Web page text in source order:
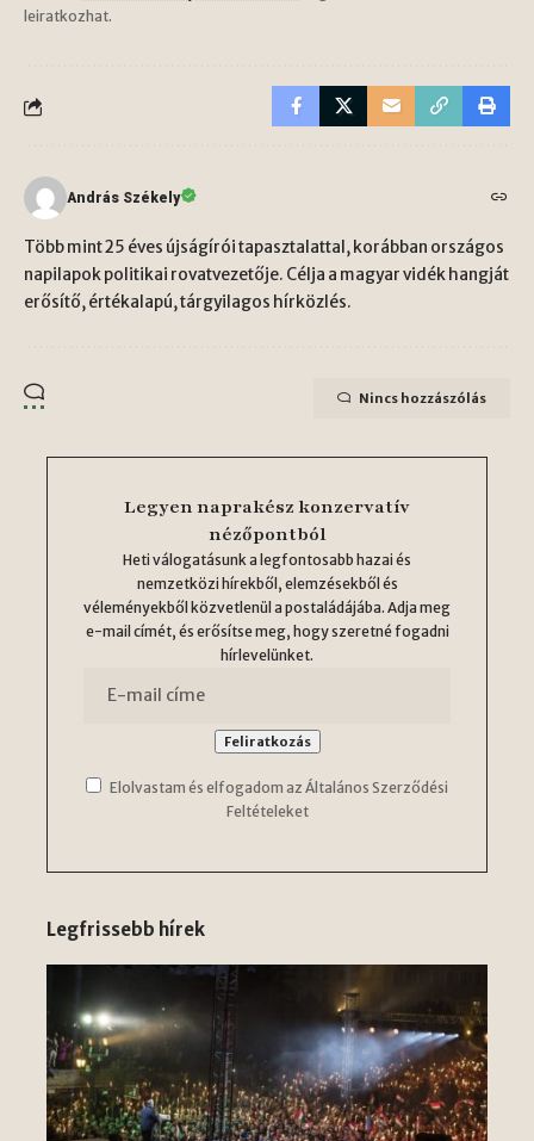
leiratkozhat.
András Székely
Több mint 25 éves újságírói tapasztalattal, korábban országos
napilapok politikai rovatvezetője. Célja a magyar vidék hangját
erősítő, értékalapú, tárgyilagos hírközlés.
Nincs hozzászólás
Legyen naprakész konzervatív
nézőpontból
Heti válogatásunk a legfontosabb hazai és
nemzetközi hírekből, elemzésekből és
véleményekből közvetlenül a postaládájába. Adja meg
e-mail címét, és erősítse meg, hogy szeretné fogadni
hírlevelünket.
Elolvastam és elfogadom az Általános Szerződési
Feltételeket
Legfrissebb hírek